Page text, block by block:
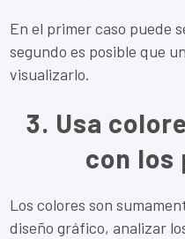
En el primer caso puede
segundo es posible que
visualizarlo.
3. Usa
con los
Los colores son
diseño gráfico, analizar